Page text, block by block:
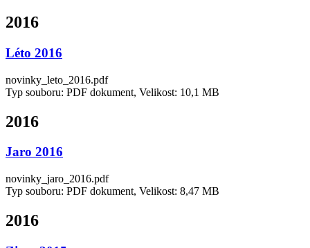
2016
Léto 2016
novinky_leto_2016.pdf
Typ souboru: PDF dokument, Velikost: 10,1 MB
2016
Jaro 2016
novinky_jaro_2016.pdf
Typ souboru: PDF dokument, Velikost: 8,47 MB
2016